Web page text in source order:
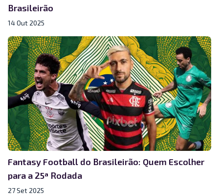
Brasileirão
14 Out 2025
Fantasy Football do Brasileirão: Quem Escolher
para a 25ª Rodada
27 Set 2025